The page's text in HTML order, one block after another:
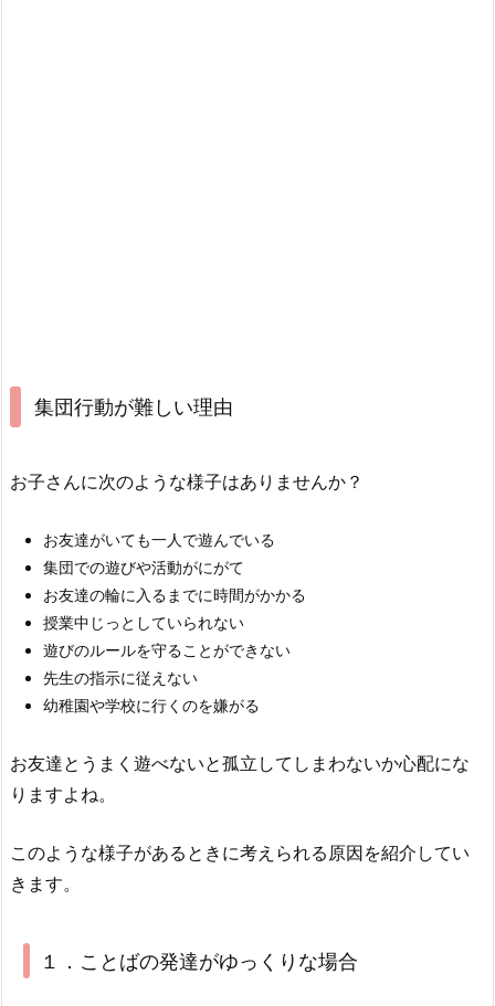
集団行動が難しい理由
お子さんに次のような様子はありませんか？
お友達がいても一人で遊んでいる
集団での遊びや活動がにがて
お友達の輪に入るまでに時間がかかる
授業中じっとしていられない
遊びのルールを守ることができない
先生の指示に従えない
幼稚園や学校に行くのを嫌がる
お友達とうまく遊べないと孤立してしまわないか心配にな
りますよね。
このような様子があるときに考えられる原因を紹介してい
きます。
１．ことばの発達がゆっくりな場合